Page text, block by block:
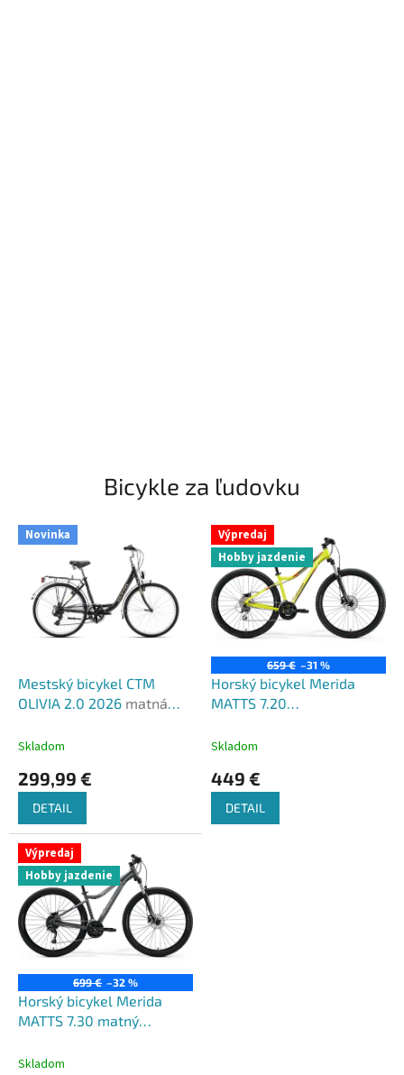
Bicykle za ľudovku
Novinka
Mestský bicykel CTM
OLIVIA 2.0 2026 matná
Skladom
299,99 €
DETAIL
Výpredaj
Hobby jazdenie
659 € –31 %
Horský bicykel Merida
MATTS 7.20
Skladom
449 €
DETAIL
Výpredaj
Hobby jazdenie
699 € –32 %
Horský bicykel Merida
MATTS 7.30 matný
Skladom